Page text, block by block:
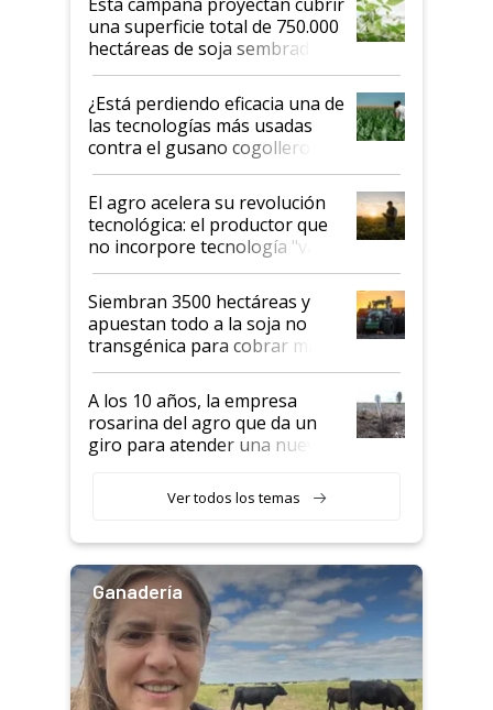
una superficie total de 750.000
hectáreas de soja sembradas
con una nueva generación de
variedades que marcan un
salto tecnológico en genética y
rendimiento
¿Está perdiendo eficacia una de
las tecnologías más usadas
contra el gusano cogollero? El
desafío de una tecnología clave
El agro acelera su revolución
tecnológica: el productor que
no incorpore tecnología "va a
perder el tren"
Siembran 3500 hectáreas y
apuestan todo a la soja no
transgénica para cobrar más
por tonelada: compraron un
semillero
A los 10 años, la empresa
rosarina del agro que da un
giro para atender una nueva
Ver todos los temas
Ganadería